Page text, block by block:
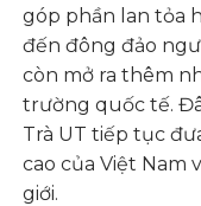
góp phần lan tỏa
đến đông đảo
còn mở ra thêm
trường quốc tế.
Trà UT tiếp tục
cao của Việt Nam
giới.